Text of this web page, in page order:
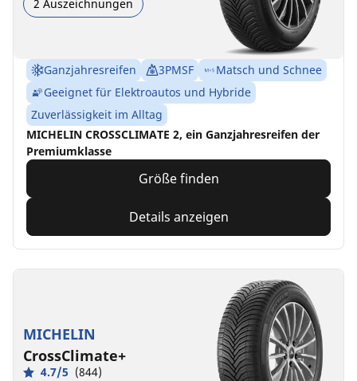
2 Auszeichnungen
Ganzjahresreifen 3PMSF
Matsch und Schnee
Geeignet für Elektroautos und Hybride
Zuverlässigkeit im Alltag
MICHELIN CROSSCLIMATE 2, ein Ganzjahresreifen der
Premiumklasse
Größe finden
Details anzeigen
MICHELIN
CrossClimate+
4.7/5 (844)